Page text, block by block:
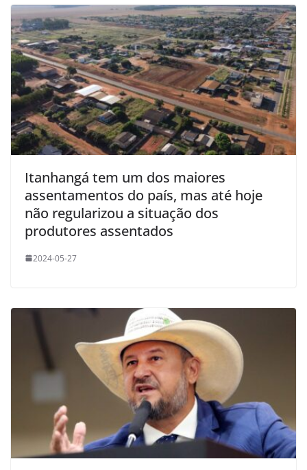
Itanhangá tem um dos maiores
assentamentos do país, mas até hoje
não regularizou a situação dos
produtores assentados
2024-05-27